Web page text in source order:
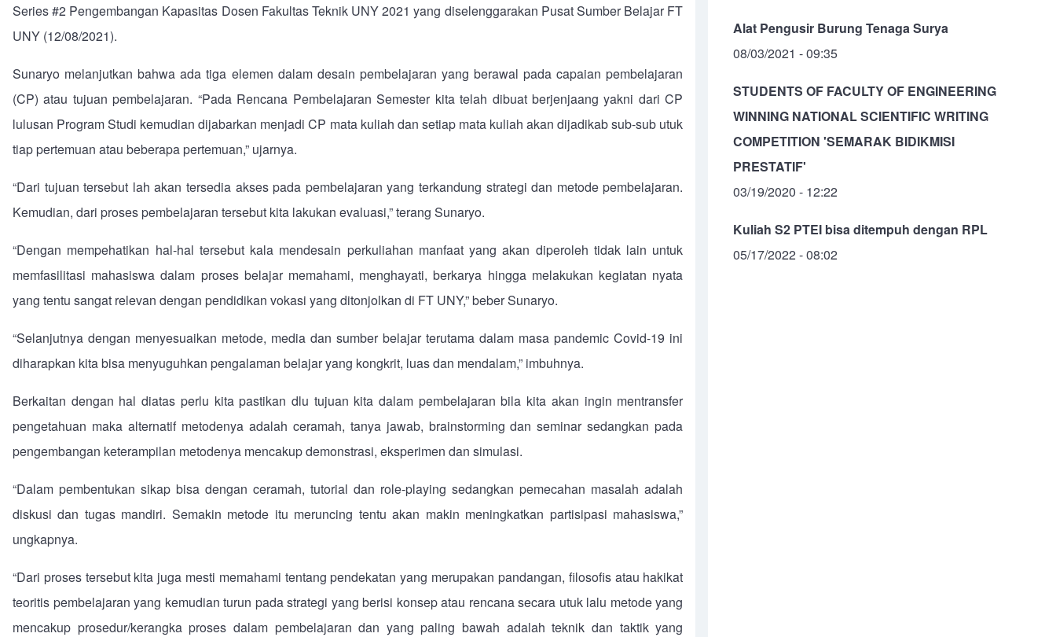
Series #2 Pengembangan Kapasitas Dosen Fakultas Teknik UNY 2021 yang diselenggarakan Pusat Sumber Belajar FT
UNY (12/08/2021).
Sunaryo melanjutkan bahwa ada tiga elemen dalam desain pembelajaran yang berawal pada capaian pembelajaran
(CP) atau tujuan pembelajaran. “Pada Rencana Pembelajaran Semester kita telah dibuat berjenjaang yakni dari CP
lulusan Program Studi kemudian dijabarkan menjadi CP mata kuliah dan setiap mata kuliah akan dijadikab sub-sub utuk
tiap pertemuan atau beberapa pertemuan,” ujarnya.
“Dari tujuan tersebut lah akan tersedia akses pada pembelajaran yang terkandung strategi dan metode pembelajaran.
Kemudian, dari proses pembelajaran tersebut kita lakukan evaluasi,” terang Sunaryo.
“Dengan mempehatikan hal-hal tersebut kala mendesain perkuliahan manfaat yang akan diperoleh tidak lain untuk
memfasilitasi mahasiswa dalam proses belajar memahami, menghayati, berkarya hingga melakukan kegiatan nyata
yang tentu sangat relevan dengan pendidikan vokasi yang ditonjolkan di FT UNY,” beber Sunaryo.
“Selanjutnya dengan menyesuaikan metode, media dan sumber belajar terutama dalam masa pandemic Covid-19 ini
diharapkan kita bisa menyuguhkan pengalaman belajar yang kongkrit, luas dan mendalam,” imbuhnya.
Berkaitan dengan hal diatas perlu kita pastikan dlu tujuan kita dalam pembelajaran bila kita akan ingin mentransfer
pengetahuan maka alternatif metodenya adalah ceramah, tanya jawab, brainstorming dan seminar sedangkan pada
pengembangan keterampilan metodenya mencakup demonstrasi, eksperimen dan simulasi.
“Dalam pembentukan sikap bisa dengan ceramah, tutorial dan role-playing sedangkan pemecahan masalah adalah
diskusi dan tugas mandiri. Semakin metode itu meruncing tentu akan makin meningkatkan partisipasi mahasiswa,”
ungkapnya.
“Dari proses tersebut kita juga mesti memahami tentang pendekatan yang merupakan pandangan, filosofis atau hakikat
teoritis pembelajaran yang kemudian turun pada strategi yang berisi konsep atau rencana secara utuk lalu metode yang
mencakup prosedur/kerangka proses dalam pembelajaran dan yang paling bawah adalah teknik dan taktik yang
Alat Pengusir Burung Tenaga Surya
08/03/2021 - 09:35
STUDENTS OF FACULTY OF ENGINEERING
WINNING NATIONAL SCIENTIFIC WRITING
COMPETITION 'SEMARAK BIDIKMISI
PRESTATIF'
03/19/2020 - 12:22
Kuliah S2 PTEI bisa ditempuh dengan RPL
05/17/2022 - 08:02